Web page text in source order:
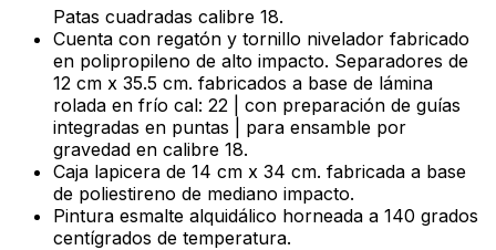
Patas cuadradas calibre 18.
Cuenta con regatón y tornillo nivelador fabricado
en polipropileno de alto impacto. Separadores de
12 cm x 35.5 cm. fabricados a base de lámina
rolada en frío cal: 22 | con preparación de guías
integradas en puntas | para ensamble por
gravedad en calibre 18.
Caja lapicera de 14 cm x 34 cm. fabricada a base
de poliestireno de mediano impacto.
Pintura esmalte alquidálico horneada a 140 grados
centígrados de temperatura.